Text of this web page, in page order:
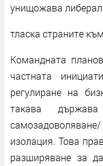
унищожава
тласка страните
Командната
частната
регулиране на
такава държава
изолация. Това
разширяване за